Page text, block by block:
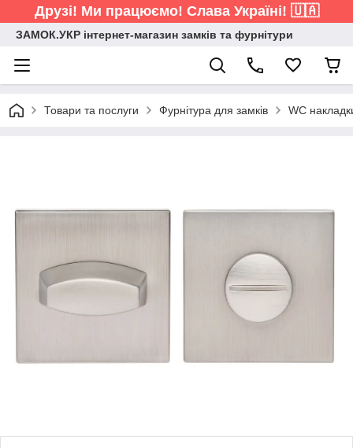
Друзі! Ми працюємо! Слава Україні! 🇺🇦
ЗАМОК.УКР інтернет-магазин замків та фурнітури
Товари та послуги Фурнітура для замків WC